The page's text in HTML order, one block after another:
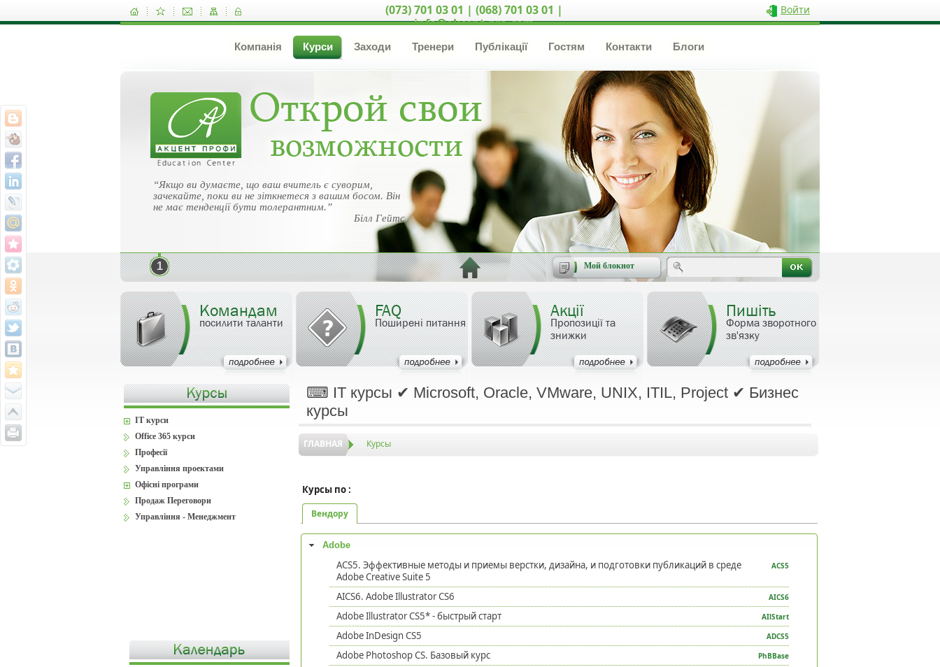
(073) 701 03 01 | (068) 701 03 01 |
info@akcent-pro.com
Войти
Компанія Курси Заходи Тренери Публікації Гостям Контакти Блоги
“Якщо ви думаєте, що ваш вчитель є суворим,
зачекайте, поки ви не зіткнетеся з вашим босом. Він
не має тенденції бути толерантним.”
Білл Гейтс
1 Мой блокнот
Командам
посилити таланти
FAQ
Поширені питання
Акції
Пропозиції та
знижки
Пишіть
Форма зворотного
зв'язку
⌨ IT курсы ✔ Microsoft, Oracle, VMware, UNIX, ITIL, Project ✔ Бизнес
курсы
ГЛАВНАЯ Курсы
Курсы по :
Вендору
Adobe
ACS5
ACS5. Эффективные методы и приемы верстки, дизайна, и подготовки публикаций в среде
Adobe Creative Suite 5
AICS6
AICS6. Adobe Illustrator CS6
AIlStart
Adobe Illustrator CS5* - быстрый старт
ADCS5
Adobe InDesign CS5
PhBBase
Adobe Photoshop CS. Базовый курс
IT курси
Office 365 курси
Професії
Управління проектами
Офісні програми
Продаж Переговори
Управління - Менеджмент